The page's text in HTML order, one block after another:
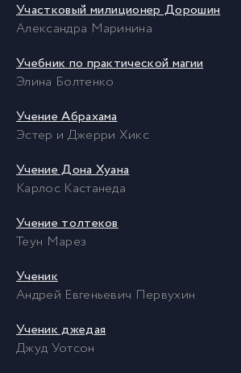
Участковый милиционер Дорошин
Александра Маринина
Учебник по практической магии
Элина Болтенко
Учение Абрахама
Эстер и Джерри Хикс
Учение Дона Хуана
Карлос Кастанеда
Учение толтеков
Теун Марез
Ученик
Андрей Евгеньевич Первухин
Ученик джедая
Джуд Уотсон